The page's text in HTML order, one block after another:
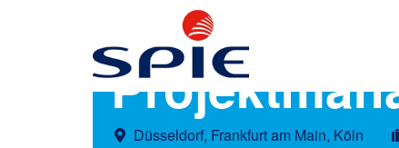
Düsseldorf, Frankfurt am Main, Köln